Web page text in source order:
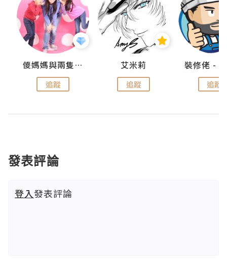
儍媽媽與兩隻小魔怪之家
追蹤
艾米莉
追蹤 追蹤
發表評論
登入發表評論